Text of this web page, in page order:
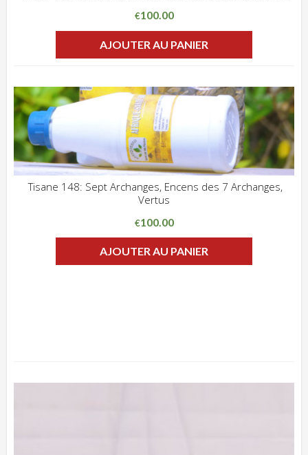
€100.00
AJOUTER AU PANIER
Tisane 148: Sept Archanges, Encens des 7 Archanges,
Vertus
€100.00
AJOUTER AU PANIER